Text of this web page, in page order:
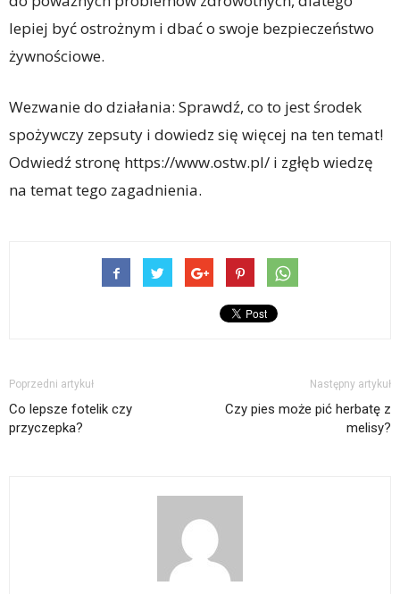
lepiej być ostrożnym i dbać o swoje bezpieczeństwo
żywnościowe.
Wezwanie do działania: Sprawdź, co to jest środek
spożywczy zepsuty i dowiedz się więcej na ten temat!
Odwiedź stronę https://www.ostw.pl/ i zgłęb wiedzę
na temat tego zagadnienia.
Poprzedni artykuł
Co lepsze fotelik czy
przyczepka?
Następny artykuł
Czy pies może pić herbatę z
melisy?